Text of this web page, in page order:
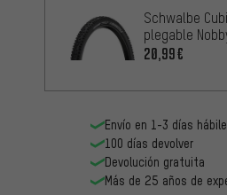
Schwalbe
plegable
Performance
20,99€
Envío en 1-3 días
100 días devolver
Devolución gratuita
Más de 25 años de